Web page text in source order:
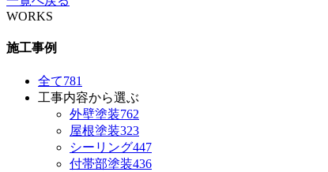
WORKS
施工事例
全て781
工事内容から選ぶ
外壁塗装762
屋根塗装323
シーリング447
付帯部塗装436